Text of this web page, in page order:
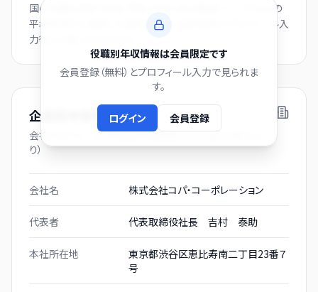
役職別年収情報は会員限定です
会員登録（無料）とプロフィール入力で見られま
す。
ログイン 会員登録
国の役職別賃金（部長・課長・係長・非役職者）と、この会社の
平均年収から逆算した推計値です。会員登録とプロフィール入
力後にご覧いただけます。
企業基本情報
会社プロフィール（有価証券報告書および gBizINFO よ
り）
会社名 株式会社コパ・コーポレーション
代表者 代表取締役社長 吉村 泰助
本社所在地
東京都渋谷区恵比寿南二丁目23番７
号